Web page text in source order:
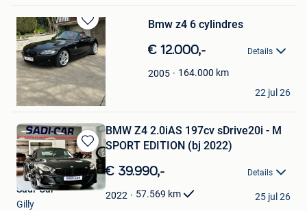
Bewaren
in
Mijn
Favorieten
Bmw z4 6 cylindres
€ 12.000,- Details
2005 164.000 km
NB_Exod
Masbourg
22 jul 26
Bewaren
in
Mijn
Favorieten
BMW Z4 2.0iAS 197cv sDrive20i - M
SPORT EDITION (bj 2022)
€ 39.990,- Details
2022 57.569 km
Sadi-Car
Gilly
25 jul 26